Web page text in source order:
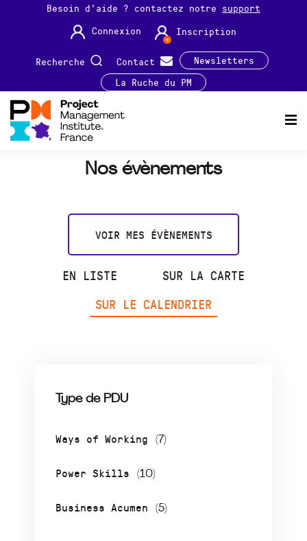
Besoin d'aide ? contactez notre support
Connexion
Inscription
Recherche Contact
Newsletters
La Ruche du PM
Nos évènements
VOIR MES ÉVÈNEMENTS
EN LISTE
SUR LA CARTE
SUR LE CALENDRIER
Type de PDU
Ways of Working (7)
Power Skills (10)
Business Acumen (5)